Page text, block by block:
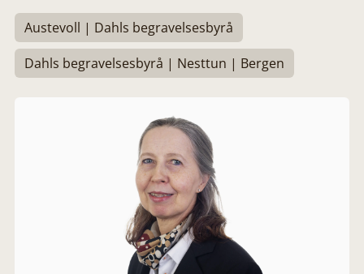
Austevoll | Dahls begravelsesbyrå
Dahls begravelsesbyrå | Nesttun | Bergen